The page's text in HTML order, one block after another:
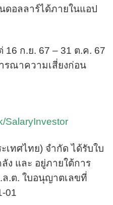
ดอลลาร์ได้ภายในแอป
16 ก.ย. 67 – 31 ต.ค. 67
ณาความเสี่ยงก่อน
SalaryInvestor
ทศไทย) จำกัด ได้รับใบ
ง และ อยู่ภายใต้การ
.ต. ใบอนุญาตเลขที่
01